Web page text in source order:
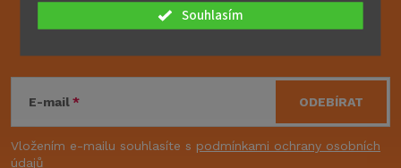
Souhlasím
Z
p
Mějte přehled o novinkách
E-mail
Vložením e-mailu souhlasíte s podmínkami ochrany osobních
údajů
ODEBÍRAT